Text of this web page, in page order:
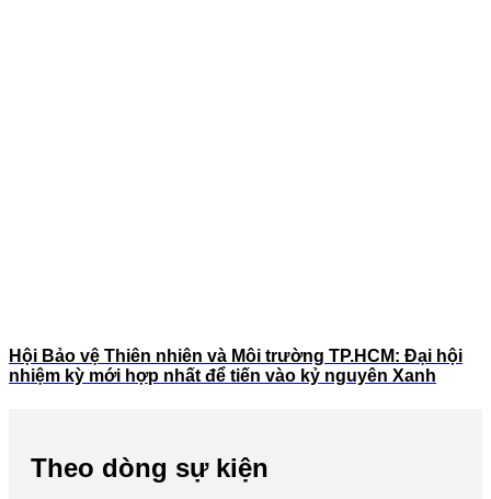
Hội Bảo vệ Thiên nhiên và Môi trường TP.HCM: Đại hội
nhiệm kỳ mới hợp nhất để tiến vào kỷ nguyên Xanh
Theo dòng sự kiện